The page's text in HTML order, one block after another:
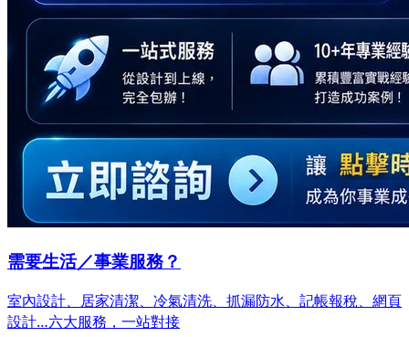
需要生活／事業服務？
室內設計、居家清潔、冷氣清洗、抓漏防水、記帳報稅、網頁
設計…六大服務，一站對接